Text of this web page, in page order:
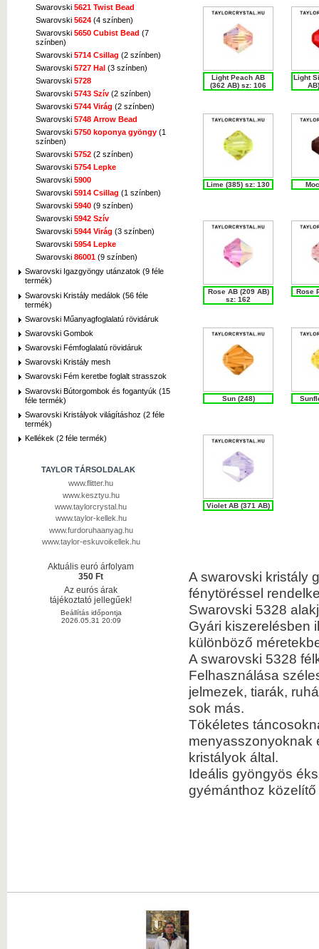
Swarovski 5621 Twist Bead
Swarovski 5624 (4 színben)
Swarovski 5650 Cubist Bead (7
színben)
Swarovski 5714 Csillag (2 színben)
Swarovski 5727 Hal (3 színben)
Swarovski 5728
Swarovski 5743 Szív (2 színben)
Swarovski 5744 Virág (2 színben)
Swarovski 5748 Arrow Bead
Swarovski 5750 koponya gyöngy (1
színben)
Swarovski 5752 (2 színben)
Swarovski 5754 Lepke
Swarovski 5900
Swarovski 5914 Csillag (1 színben)
Swarovski 5940 (9 színben)
Swarovski 5942 Szív
Swarovski 5944 Virág (3 színben)
Swarovski 5954 Lepke
Swarovski 86001 (9 színben)
Swarovski Igazgyöngy utánzatok (9 féle
termék)
Swarovski Kristály medálok (56 féle
termék)
Swarovski Műanyagfoglalatú rövidáruk
Swarovski Gombok
Swarovski Fémfoglalatú rövidáruk
Swarovski Kristály mesh
Swarovski Fém keretbe foglalt strasszok
Swarovski Bútorgombok és fogantyúk (15
féle termék)
Swarovski Kristályok világításhoz (2 féle
termék)
Kellékek (2 féle termék)
TAYLOR TÁRSOLDALAK
www.flitter.hu
www.kesztyu.hu
www.taylorcrystal.hu
www.taylor-kellek.hu
www.furdoruhaanyag.hu
www.taylor-eskuvoikellek.hu
Aktuális euró árfolyam
350 Ft
Az eurós árak
tájékoztató jellegűek!
Beállítás időpontja
2026.05.31 20:09
Light Peach AB
(362 AB) sz: 106
Light
Lime (385) sz: 130
Rose AB (209 AB)
sz: 162
Rose
Sun (248)
Violet AB (371 AB)
A swarovski kristály
fénytöréssel
Swarovski 5328
Gyári kiszerelésben
különböző
A swarovski 5328
Felhasználása
jelmezek, tiarák,
sok más.
Tökéletes
menyasszonyoknak
kristályok által.
Ideális gyöngyös
gyémánthoz